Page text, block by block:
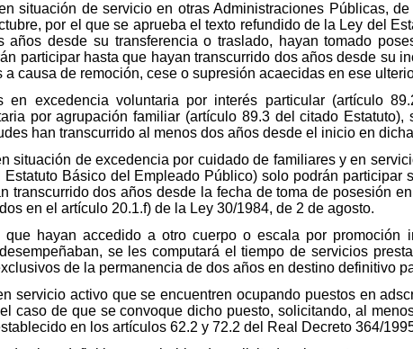
situación de servicio en otras Administraciones Públicas,
por el que se aprueba el texto refundido de la Ley del
años desde su transferencia o traslado, hayan tomado
participar hasta que hayan transcurrido dos años desde su
causa de remoción, cese o supresión acaecidas en ese
excedencia voluntaria por interés particular (artículo
por agrupación familiar (artículo 89.3 del citado Estatuto),
han transcurrido al menos dos años desde el inicio en
de excedencia por cuidado de familiares y en
Básico del Empleado Público) solo podrán participar
transcurrido dos años desde la fecha de toma de posesión
en el artículo 20.1.f) de la Ley 30/1984, de 2 de agosto.
hayan accedido a otro cuerpo o escala por promoción
se les computará el tiempo de servicios
de la permanencia de dos años en destino definitivo
activo que se encuentren ocupando puestos en
caso de que se convoque dicho puesto, solicitando, al
en los artículos 62.2 y 72.2 del Real Decreto 364/